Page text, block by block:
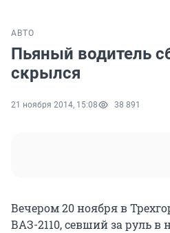
АВТО
Пьяный водитель
скрылся
21 ноября 2014, 15:08 38 891
Вечером 20 ноября в
ВАЗ-2110, севший за руль в